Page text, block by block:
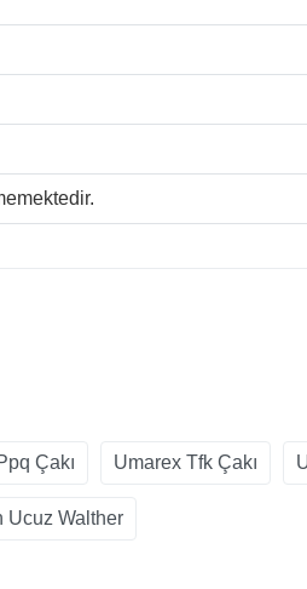
Çakı Umarex Tfk Çakı
Ucuz Walther